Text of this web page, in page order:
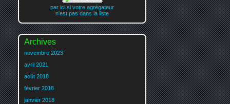
par ici si votre agrégateur
n'est pas dans la liste
Archives
novembre 2023
avril 2021
août 2018
février 2018
janvier 2018